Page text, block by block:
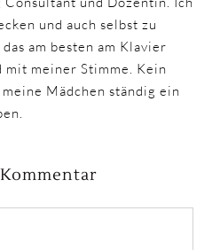
und auch selbst zu
am besten am Klavier
meiner Stimme. Kein
Mädchen ständig ein